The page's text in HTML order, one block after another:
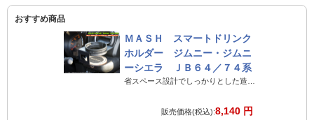
おすすめ商品
ＭＡＳＨ スマートドリンク
ホルダー ジムニー・ジムニ
ーシエラ ＪＢ６４／７４系
販売価格(税込):8,140 円